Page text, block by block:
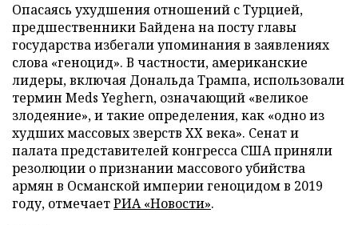
Опасаясь ухудшения отношений с Турцией,
предшественники Байдена на посту главы
государства избегали упоминания в заявлениях
слова «геноцид». В частности, американские
лидеры, включая Дональда Трампа, использовали
термин Meds Yeghern, означающий «великое
злодеяние», и такие определения, как «одно из
худших массовых зверств XX века». Сенат и
палата представителей конгресса США приняли
резолюции о признании массового убийства
армян в Османской империи геноцидом в 2019
году, отмечаетРИА «Новости».